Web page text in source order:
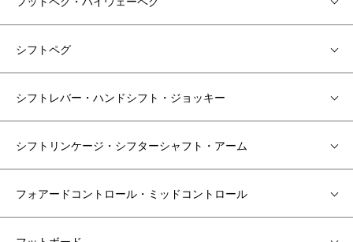
シフトペグ
シフトレバー・ハンドシフト・ジョッキー
シフトリンケージ・シフターシャフト・アーム
フォアードコントロール・ミッドコントロール